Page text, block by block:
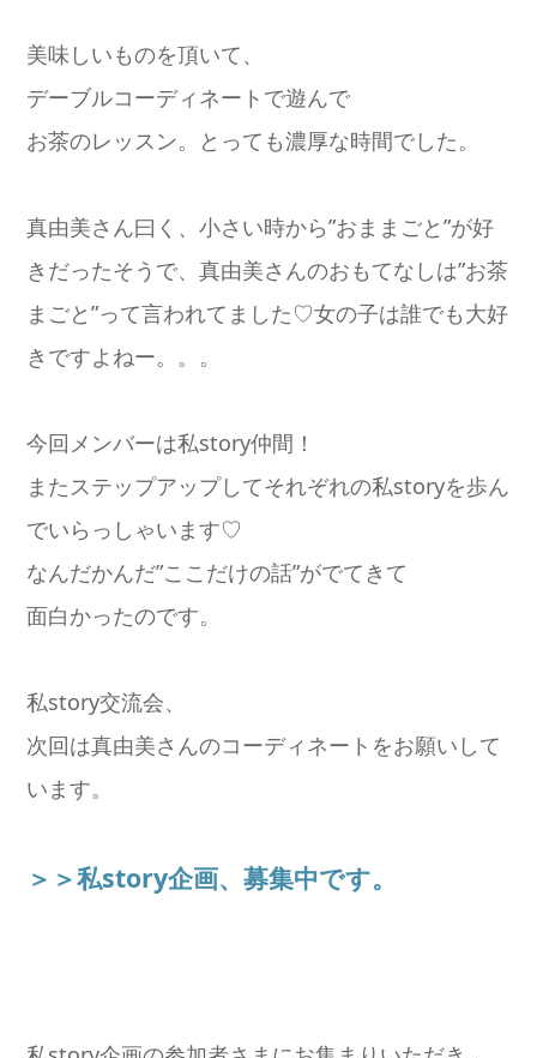
美味しいものを頂いて、
デーブルコーディネートで遊んで
お茶のレッスン。とっても濃厚な時間でした。
真由美さん曰く、小さい時から”おままごと”が好
きだったそうで、真由美さんのおもてなしは”お茶
まごと”って言われてました♡女の子は誰でも大好
きですよねー。。。
今回メンバーは私story仲間！
またステップアップしてそれぞれの私storyを歩ん
でいらっしゃいます♡
なんだかんだ”ここだけの話”がでてきて
面白かったのです。
私story交流会、
次回は真由美さんのコーディネートをお願いして
います。
＞＞私story企画、募集中です。